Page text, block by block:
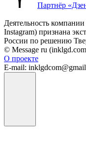
Партнёр
Деятельность
Instagram) признана
России по решению
© Message ru
О проекте
E-mail: